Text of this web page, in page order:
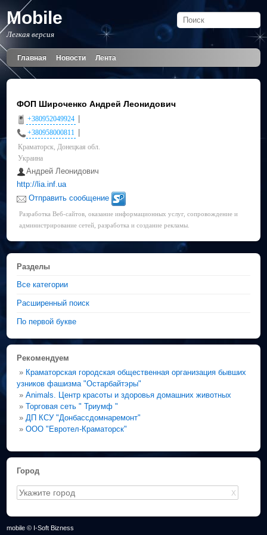
Mobile
Легкая версия
Главная Новости Лента
ФОП Широченко Андрей Леонидович
+380952049924
+380958000811
Краматорск, Донецкая обл.
Украина
Андрей Леонидович
http://lia.inf.ua
Отправить сообщение
Разработка Веб-сайтов, оказание информационных услуг, сопровождение и
администрирование сетей, разработка и создание рекламы.
Разделы
Все категории
Расширенный поиск
По первой букве
Рекомендуем
» Краматорская городская общественная организация бывших
узников фашизма "Остарбайтэры"
»Animals. Центр красоты и здоровья домашних животных
»Торговая сеть " Триумф "
» ДП КСУ "Донбассдомнаремонт"
»ООО "Евротел-Краматорск"
Город
X
mobile © I-Soft Bizness